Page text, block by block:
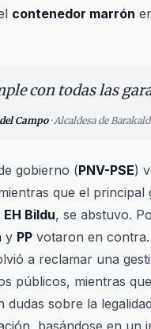
contenedor marrón
con todas las
Campo·Alcaldesa de
gobierno (PNV-PSE)
que el principal
EH Bildu, se abstuvo.
y PP votaron en
a reclamar una
públicos, mientras
dudas sobre la
basándose en un